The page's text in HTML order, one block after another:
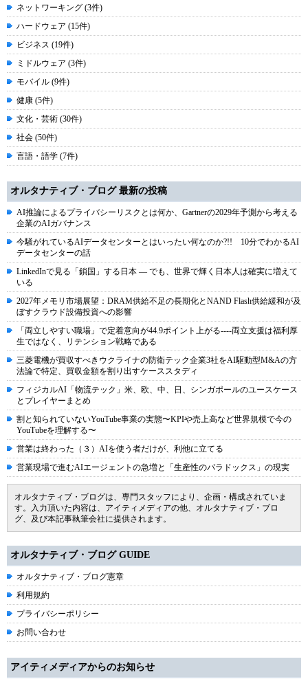
ネットワーキング (3件)
ハードウェア (15件)
ビジネス (19件)
ミドルウェア (3件)
モバイル (9件)
健康 (5件)
文化・芸術 (30件)
社会 (50件)
言語・語学 (7件)
オルタナティブ・ブログ 最新の投稿
AI推論によるプライバシーリスクとは何か、Gartnerの2029年予測から考える
企業のAIガバナンス
今騒がれているAIデータセンターとはいったい何なのか?!! 10分でわかるAI
データセンターの話
LinkedInで見る「鎖国」する日本 ― でも、世界で輝く日本人は確実に増えて
いる
2027年メモリ市場展望：DRAM供給不足の長期化とNAND Flash供給緩和が及
ぼすクラウド設備投資への影響
「両立しやすい職場」で定着意向が44.9ポイント上がる----両立支援は福利厚
生ではなく、リテンション戦略である
三菱電機が買収すべきウクライナの防衛テック企業3社をAI駆動型M&Aの方
法論で特定、買収金額を割り出すケーススタディ
フィジカルAI「物流テック」米、欧、中、日、シンガポールのユースケース
とプレイヤーまとめ
割と知られていないYouTube事業の実態〜KPIや売上高など世界規模で今の
YouTubeを理解する〜
営業は終わった（３）AIを使う者だけが、利他に立てる
営業現場で進むAIエージェントの急増と「生産性のパラドックス」の現実
オルタナティブ・ブログは、専門スタッフにより、企画・構成されていま
す。入力頂いた内容は、アイティメディアの他、オルタナティブ・ブロ
グ、及び本記事執筆会社に提供されます。
オルタナティブ・ブログ GUIDE
オルタナティブ・ブログ憲章
利用規約
プライバシーポリシー
お問い合わせ
アイティメディアからのお知らせ